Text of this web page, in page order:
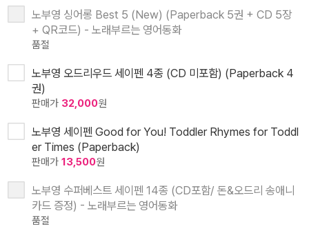
노부영 싱어롱 Best 5 (New) (Paperback 5권 + CD 5장
+ QR코드) - 노래부르는 영어동화
품절
노부영 오드리우드 세이펜 4종 (CD 미포함) (Paperback 4
권)
판매가 32,000원
노부영 세이펜 Good for You! Toddler Rhymes for Toddl
er Times (Paperback)
판매가 13,500원
노부영 수퍼베스트 세이펜 14종 (CD포함/ 돈&오드리 송애니
카드 증정) - 노래부르는 영어동화
품절